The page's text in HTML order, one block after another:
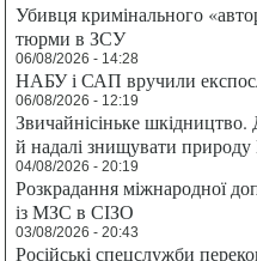
Убивця кримінального
тюрми в ЗСУ
06/08/2026 - 14:28
НАБУ і САП вручили
06/08/2026 - 12:19
Звичайнісіньке
й надалі знищувати
04/08/2026 - 20:19
Розкрадання міжнародної
із МЗС в СІЗО
03/08/2026 - 20:43
Російські спецслужби